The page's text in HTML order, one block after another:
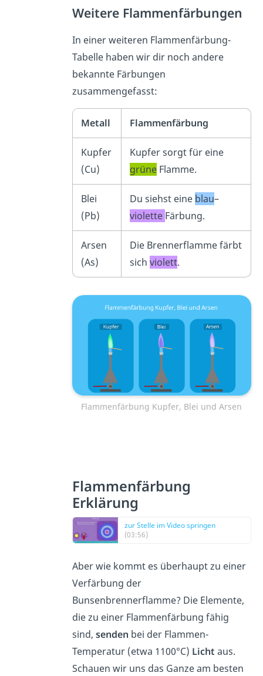
Weitere Flammenfärbungen
In einer weiteren Flammenfärbung-
Tabelle haben wir dir noch andere
bekannte Färbungen
zusammengefasst:
Metall Flammenfärbung
Kupfer
(Cu)
Kupfer sorgt für eine
grüneFlamme.
Blei
(Pb)
Du siehst eine blau–
violette Färbung.
Arsen
(As)
Die Brennerflamme färbt
sich violett.
Flammenfärbung Kupfer, Blei und Arsen
Flammenfärbung
Erklärung
zur Stelle im Video springen
(03:56)
Aber wie kommt es überhaupt zu einer
Verfärbung der
Bunsenbrennerflamme? Die Elemente,
die zu einer Flammenfärbung fähig
sind, senden bei der Flammen-
Temperatur (etwa 1100°C) Licht aus.
Schauen wir uns das Ganze am besten